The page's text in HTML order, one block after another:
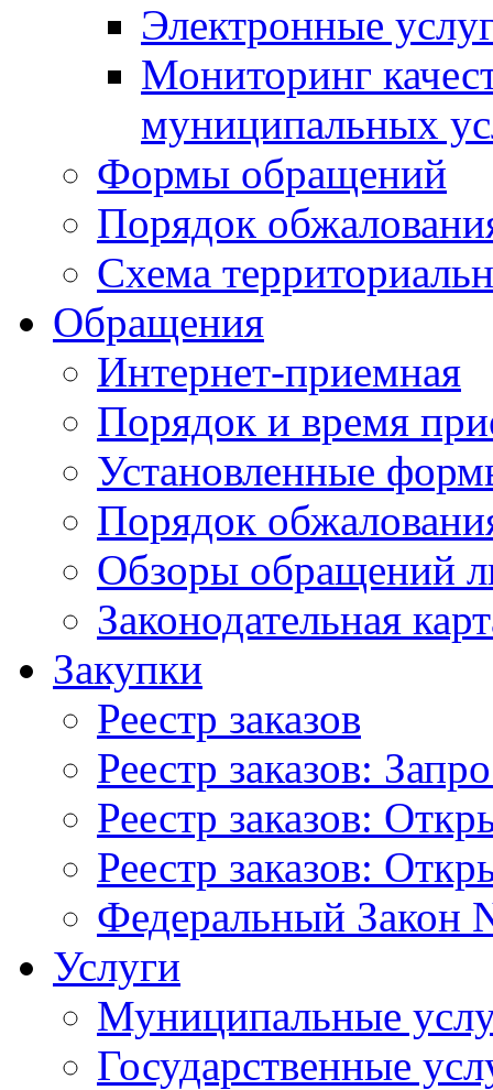
Электронные
Мониторинг
муниципальных
Формы обращений
Порядок
Схема
Обращения
Интернет-приемная
Порядок и время
Установленные
Порядок
Обзоры обращений
Законодательная
Закупки
Реестр заказов
Реестр заказов:
Реестр заказов:
Реестр заказов:
Федеральный Закон
Услуги
Муниципальные
Государственные